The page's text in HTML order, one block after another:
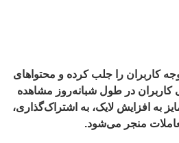
را جلب کرده و محتواهای
در طول شبانه‌روز مشاهده
به افزایش لایک، به اشتراک‌گذاری،
منجر می‌شود.